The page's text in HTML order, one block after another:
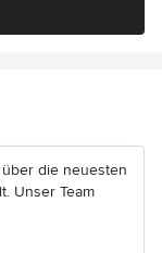
die neuesten
Unser Team